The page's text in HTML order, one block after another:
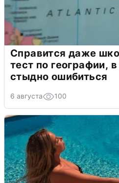
Справится даже
тест по географии,
стыдно ошибиться
6 августа 100